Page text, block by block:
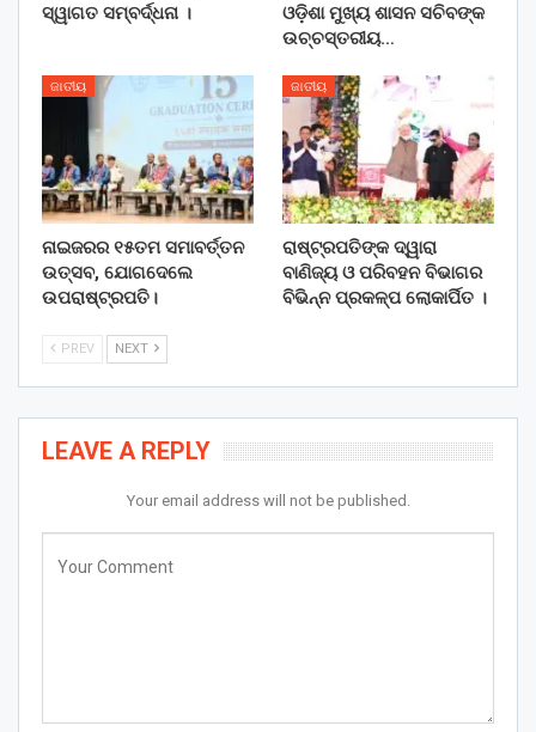
ସ୍ୱାଗତ ସମ୍ବର୍ଦ୍ଧନା ।
ଓଡ଼ିଶା ମୁଖ୍ୟ ଶାସନ ସଚିବଙ୍କ
ଉଚ୍ଚସ୍ତରୀୟ…
ଜାତୀୟ
ନାଇଜରର ୧୫ତମ ସମାବର୍ତ୍ତନ
ଉତ୍ସବ, ଯୋଗଦେଲେ
ଉପରାଷ୍ଟ୍ରପତି।
ଜାତୀୟ
ରାଷ୍ଟ୍ରପତିଙ୍କ ଦ୍ୱାରା
ବାଣିଜ୍ୟ ଓ ପରିବହନ ବିଭାଗର
ବିଭିନ୍ନ ପ୍ରକଳ୍ପ ଲୋକାର୍ପିତ ।
PREV NEXT
LEAVE A REPLY
Your email address will not be published.